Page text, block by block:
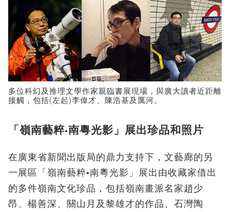
多位科幻及推理文學作家親臨書展現場，與廣大讀者近距離
接觸，包括(左起)李偉才、陳浩基及厲河。
「嶺南藝粹•南粵光影」展出珍品和照片
在廣東省新聞出版局的鼎力支持下，文藝廊的另
一展區「嶺南藝粹•南粵光影」展出由收藏家借出
的多件嶺南文化珍品，包括嶺南畫派名家趙少
昂、楊善深、關山月及黎雄才的作品、石灣陶